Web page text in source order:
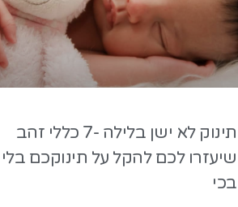
תינוק לא ישן בלילה -7 כללי זהב
שיעזרו לכם להקל על תינוקכם בלי
בכי